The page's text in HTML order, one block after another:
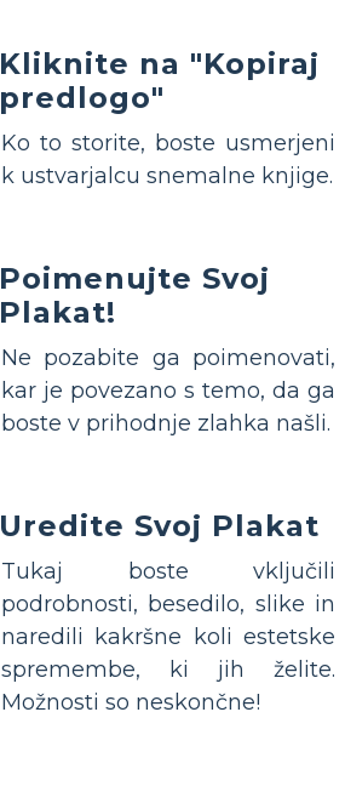
Kliknite na "Kopiraj
predlogo"
Ko to storite, boste usmerjeni
k ustvarjalcu snemalne knjige.
Poimenujte Svoj
Plakat!
Ne pozabite ga poimenovati,
kar je povezano s temo, da ga
boste v prihodnje zlahka našli.
Uredite Svoj Plakat
Tukaj boste vključili
podrobnosti, besedilo, slike in
naredili kakršne koli estetske
spremembe, ki jih želite.
Možnosti so neskončne!